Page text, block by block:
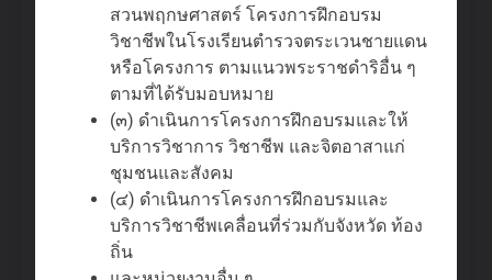
สวนพฤกษศาสตร์ โครงการฝึกอบรม
วิชาชีพในโรงเรียนตํารวจตระเวนชายแดน
หรือโครงการ ตามแนวพระราชดําริอื่น ๆ
ตามที่ได้รับมอบหมาย
(๓) ดําเนินการโครงการฝึกอบรมและให้
บริการวิชาการ วิชาชีพ และจิตอาสาแก่
ชุมชนและสังคม
(๔) ดําเนินการโครงการฝึกอบรมและ
บริการวิชาชีพเคลื่อนที่ร่วมกับจังหวัด ท้อง
ถิ่น